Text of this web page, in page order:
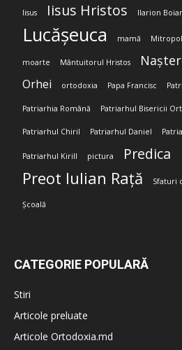
Iisus Iisus Hristos Ilarion
Lucășeuca mamă
moarte Mântuitorul Hristos
Orhei ortodoxia Papa Francisc
Patriarhia Română Patriarhul Bisericii
Patriarhul Chiril Patriarhul Daniel
Patriarhul Kirill pictura Predica
Preot Iulian Rață Sfaturi
Școală
CATEGORIE POPULARĂ
Stiri
Articole preluate
Articole Ortodoxia.md